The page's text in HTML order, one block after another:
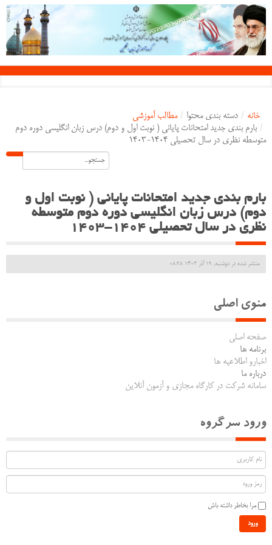
خانه / دسته بندی محتوا / مطالب آموزشی
/ بارم بندی جدید امتحانات پایانی ( نوبت اول و دوم) درس زبان انگلیسی دوره دوم
متوسطه نظری در سال تحصیلی ۱۴۰۴-۱۴۰۳
بارم بندی جدید امتحانات پایانی ( نوبت اول و
دوم) درس زبان انگلیسی دوره دوم متوسطه
نظری در سال تحصیلی ۱۴۰۴-۱۴۰۳
منتشر شده در دوشنبه, 19 آذر 1403 08:28
منوی اصلی
صفحه اصلی
برنامه ها
اخبارو اطلاعیه ها
درباره ما
سامانه شرکت در کارگاه مجازی و آزمون آنلاین
ورود سرگروه
مرا بخاطر داشته باش
ورود